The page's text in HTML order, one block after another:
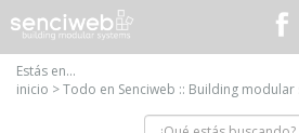
Estás en...
inicio >Todo en Senciweb :: Building modular